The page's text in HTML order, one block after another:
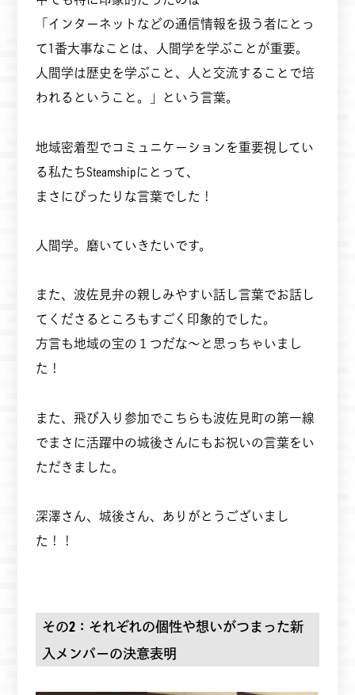
「インターネットなどの通信情報を扱う者にとっ
て1番大事なことは、人間学を学ぶことが重要。
人間学は歴史を学ぶこと、人と交流することで培
われるということ。」という言葉。
地域密着型でコミュニケーションを重要視してい
る私たちSteamshipにとって、
まさにぴったりな言葉でした！
人間学。磨いていきたいです。
また、波佐見弁の親しみやすい話し言葉でお話し
てくださるところもすごく印象的でした。
方言も地域の宝の１つだな～と思っちゃいまし
た！
また、飛び入り参加でこちらも波佐見町の第一線
でまさに活躍中の城後さんにもお祝いの言葉をい
ただきました。
深澤さん、城後さん、ありがとうございまし
た！！
その2：それぞれの個性や想いがつまった新
入メンバーの決意表明